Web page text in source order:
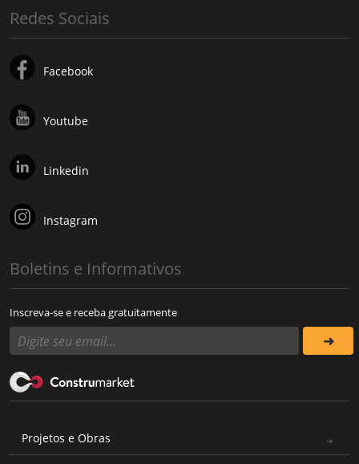
Redes Sociais
Facebook
Youtube
Linkedin
Instagram
Boletins e Informativos
Inscreva-se e receba gratuitamente
Projetos e Obras